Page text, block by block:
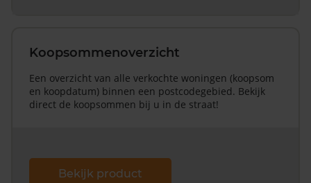
Koopsommenoverzicht
Een overzicht van alle verkochte woningen (koopsom
en koopdatum) binnen een postcodegebied. Bekijk
direct de koopsommen bij u in de straat!
Bekijk product